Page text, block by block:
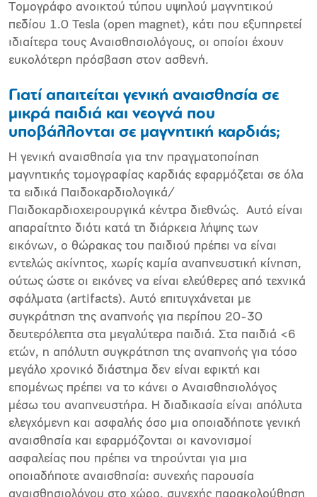
Τομογράφο ανοικτού τύπου υψηλού μαγνητικού
πεδίου 1.0 Tesla (open magnet), κάτι που εξυπηρετεί
ιδιαίτερα τους Αναισθησιολόγους, οι οποίοι έχουν
ευκολότερη πρόσβαση στον ασθενή.
Γιατί απαιτείται γενική αναισθησία σε
μικρά παιδιά και νεογνά που
υποβάλλονται σε μαγνητική καρδιάς;
Η γενική αναισθησία για την πραγματοποίηση
μαγνητικής τομογραφίας καρδιάς εφαρμόζεται σε όλα
τα ειδικά Παιδοκαρδιολογικά/
Παιδοκαρδιοχειρουργικά κέντρα διεθνώς. Αυτό είναι
απαραίτητο διότι κατά τη διάρκεια λήψης των
εικόνων, ο θώρακας του παιδιού πρέπει να είναι
εντελώς ακίνητος, χωρίς καμία αναπνευστική κίνηση,
ούτως ώστε οι εικόνες να είναι ελεύθερες από τεχνικά
σφάλματα (artifacts). Αυτό επιτυγχάνεται με
συγκράτηση της αναπνοής για περίπου 20-30
δευτερόλεπτα στα μεγαλύτερα παιδιά. Στα παιδιά <6
ετών, η απόλυτη συγκράτηση της αναπνοής για τόσο
μεγάλο χρονικό διάστημα δεν είναι εφικτή και
επομένως πρέπει να το κάνει ο Αναισθησιολόγος
μέσω του αναπνευστήρα. Η διαδικασία είναι απόλυτα
ελεγχόμενη και ασφαλής όσο μια οποιαδήποτε γενική
αναισθησία και εφαρμόζονται οι κανονισμοί
ασφαλείας που πρέπει να τηρούνται για μια
οποιαδήποτε αναισθησία: συνεχής παρουσία